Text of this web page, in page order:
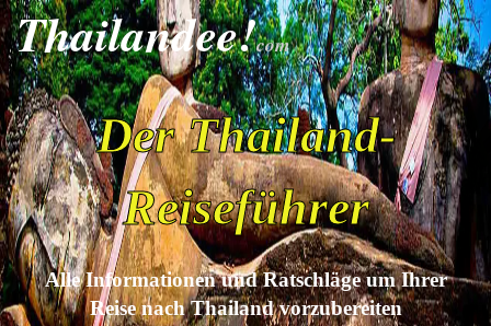
Thailandee!com
Der Thailand-
Reiseführer
Alle Informationen und Ratschläge um Ihrer
Reise nach Thailand vorzubereiten